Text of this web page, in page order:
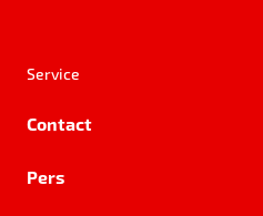
Service
Contact
Pers